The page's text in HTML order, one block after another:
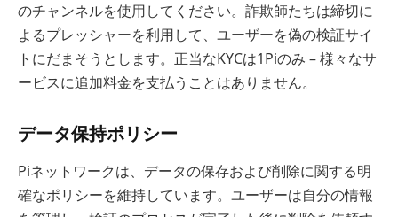
のチャンネルを使用してください。詐欺師たちは締切に
よるプレッシャーを利用して、ユーザーを偽の検証サイ
トにだまそうとします。正当なKYCは1Piのみ – 様々なサ
ービスに追加料金を支払うことはありません。
データ保持ポリシー
Piネットワークは、データの保存および削除に関する明
確なポリシーを維持しています。ユーザーは自分の情報